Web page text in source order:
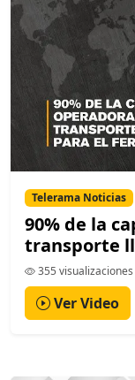
Telerama Noticias
90% de la
transporte
355 visualizaciones
Ver Video